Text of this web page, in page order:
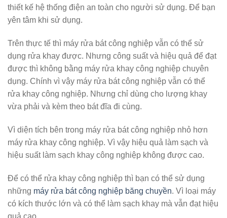
thiết kế hệ thống điện an toàn cho người sử dụng. Để bạn
yên tâm khi sử dụng.
Trên thực tế thì máy rửa bát công nghiệp vẫn có thể sử
dụng rửa khay được. Nhưng công suất và hiệu quả để đạt
được thì không bằng máy rửa khay công nghiệp chuyên
dụng. Chính vì vậy máy rửa bát công nghiệp vẫn có thể
rửa khay công nghiệp. Nhưng chỉ dùng cho lượng khay
vừa phải và kèm theo bát đĩa đi cùng.
Vì diện tích bên trong máy rửa bát công nghiệp nhỏ hơn
máy rửa khay công nghiệp. Vì vậy hiệu quả làm sạch và
hiệu suất làm sạch khay công nghiệp không được cao.
Để có thể rửa khay công nghiệp thì bạn có thể sử dụng
những máy rửa bát công nghiệp băng chuyền. Vì loại máy
có kích thước lớn và có thể làm sạch khay mà vẫn đạt hiệu
quả cao.